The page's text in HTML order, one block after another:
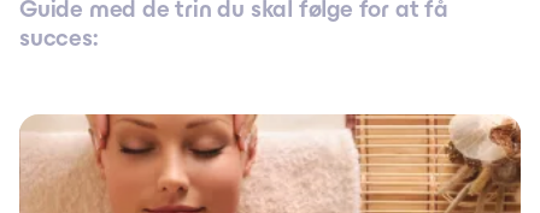
Guide med de trin du skal følge for at få
succes: